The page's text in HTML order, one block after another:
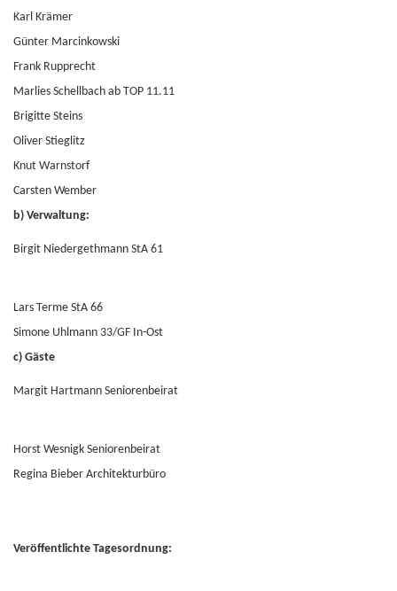
Karl Krämer
Günter Marcinkowski
Frank Rupprecht
Marlies Schellbach ab TOP 11.11
Brigitte Steins
Oliver Stieglitz
Knut Warnstorf
Carsten Wember
b) Verwaltung:
Birgit Niedergethmann StA 61
Lars Terme StA 66
Simone Uhlmann 33/GF In-Ost
c) Gäste
Margit Hartmann Seniorenbeirat
Horst Wesnigk Seniorenbeirat
Regina Bieber Architekturbüro
Veröffentlichte Tagesordnung: